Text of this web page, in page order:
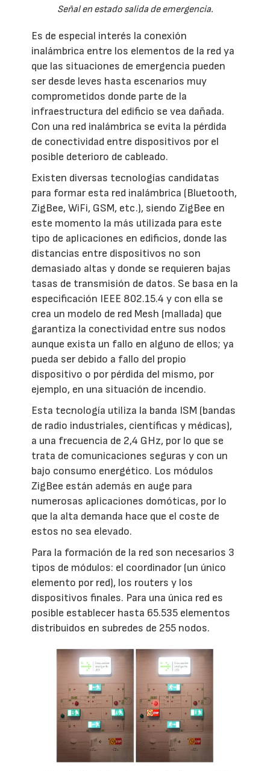
Señal en estado salida de emergencia.
Es de especial interés la conexión
inalámbrica entre los elementos de la red ya
que las situaciones de emergencia pueden
ser desde leves hasta escenarios muy
comprometidos donde parte de la
infraestructura del edificio se vea dañada.
Con una red inalámbrica se evita la pérdida
de conectividad entre dispositivos por el
posible deterioro de cableado.
Existen diversas tecnologías candidatas
para formar esta red inalámbrica (Bluetooth,
ZigBee, WiFi, GSM, etc.), siendo ZigBee en
este momento la más utilizada para este
tipo de aplicaciones en edificios, donde las
distancias entre dispositivos no son
demasiado altas y donde se requieren bajas
tasas de transmisión de datos. Se basa en la
especificación IEEE 802.15.4 y con ella se
crea un modelo de red Mesh (mallada) que
garantiza la conectividad entre sus nodos
aunque exista un fallo en alguno de ellos; ya
pueda ser debido a fallo del propio
dispositivo o por pérdida del mismo, por
ejemplo, en una situación de incendio.
Esta tecnología utiliza la banda ISM (bandas
de radio industriales, científicas y médicas),
a una frecuencia de 2,4 GHz, por lo que se
trata de comunicaciones seguras y con un
bajo consumo energético. Los módulos
ZigBee están además en auge para
numerosas aplicaciones domóticas, por lo
que la alta demanda hace que el coste de
estos no sea elevado.
Para la formación de la red son necesarios 3
tipos de módulos: el coordinador (un único
elemento por red), los routers y los
dispositivos finales. Para una única red es
posible establecer hasta 65.535 elementos
distribuidos en subredes de 255 nodos.